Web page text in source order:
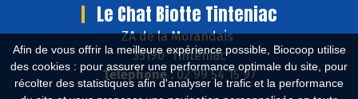
Afin de vous offrir la meilleure expérience possible, Biocoop utilise
des cookies : pour assurer une performance optimale du site, pour
récolter des statistiques afin d'analyser le trafic et la performance
Le Chat Biotte Tinteniac
ZA de la Morandais
35190 Tinténiac
Téléphone :02 99 54 15 97